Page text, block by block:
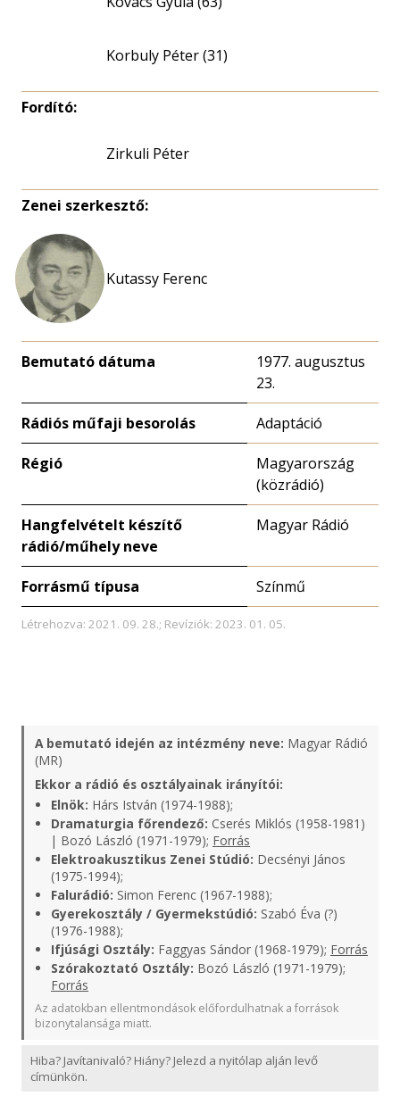
Korbuly Péter (31)
Fordító:
Zirkuli Péter
Zenei szerkesztő:
Kutassy Ferenc
Bemutató dátuma
1977. augusztus
23.
Rádiós műfaji besorolás Adaptáció
Régió
Magyarország
(közrádió)
Hangfelvételt készítő
rádió/műhely neve
Magyar Rádió
Forrásmű típusa Színmű
Létrehozva: 2021. 09. 28.; Revíziók: 2023. 01. 05.
A bemutató idején az intézmény neve: Magyar Rádió
(MR)
Ekkor a rádió és osztályainak irányítói:
Elnök: Hárs István (1974-1988);
Dramaturgia főrendező: Cserés Miklós (1958-1981)
| Bozó László (1971-1979); Forrás
Elektroakusztikus Zenei Stúdió: Decsényi János
(1975-1994);
Falurádió: Simon Ferenc (1967-1988);
Gyerekosztály / Gyermekstúdió: Szabó Éva (?)
(1976-1988);
Ifjúsági Osztály: Faggyas Sándor (1968-1979); Forrás
Szórakoztató Osztály: Bozó László (1971-1979);
Forrás
Az adatokban ellentmondások előfordulhatnak a források
bizonytalansága miatt.
Hiba? Javítanivaló? Hiány? Jelezd a nyitólap alján levő
címünkön.